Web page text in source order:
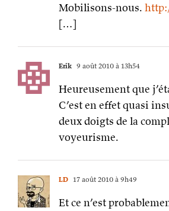
Mobilisons-nous.
[…]
Erik 9 août 2010 à 13h54
Heureusement que
C’est en effet quasi
deux doigts de la
voyeurisme.
LD 17 août 2010 à 9h49
Et ce n’est